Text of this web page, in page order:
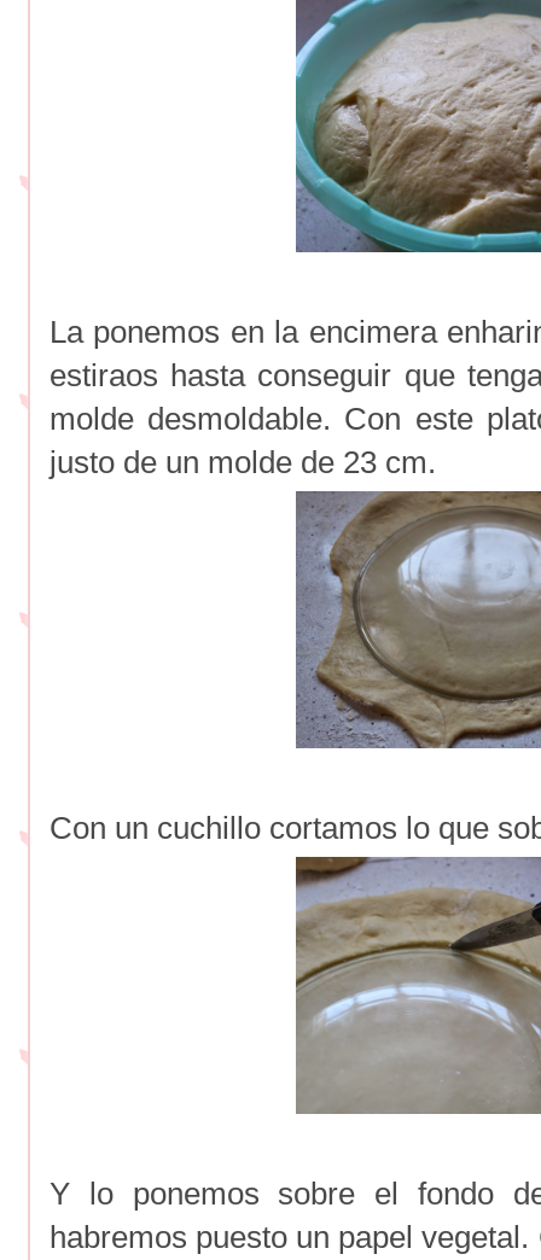
La ponemos en la encimera
estiraos hasta conseguir que
molde desmoldable. Con este
justo de un molde de 23 cm.
Con un cuchillo cortamos lo que
Y lo ponemos sobre el fondo
habremos puesto un papel